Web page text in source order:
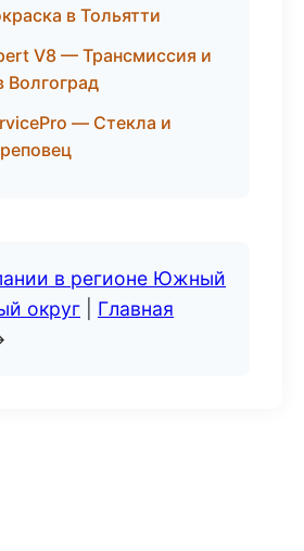
в Тольятти
V8 — Трансмиссия и
Волгоград
— Стекла и
в регионе Южный
округ
Главная